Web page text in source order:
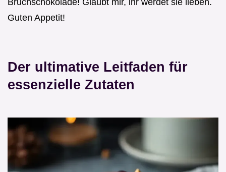
Bruchschokolade! Glaubt mir, ihr werdet sie lieben.
Guten Appetit!
Der ultimative Leitfaden für
essenzielle Zutaten